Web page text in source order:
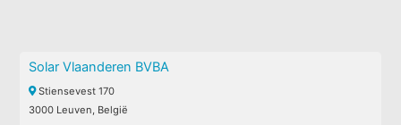
Solar Vlaanderen BVBA
Stiensevest 170
3000 Leuven, België